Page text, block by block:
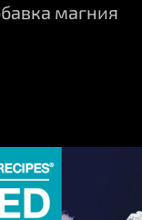
магния